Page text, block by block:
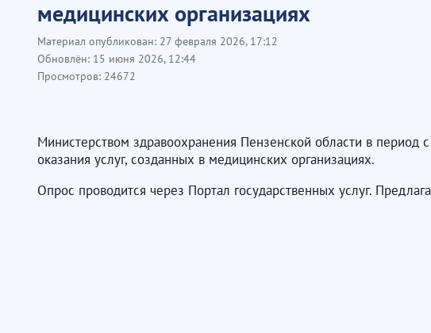
медицинских организациях
Материал опубликован: 27 февраля 2026, 17:12
Обновлён: 15 июня 2026, 12:44
Просмотров: 24672
Министерством здравоохранения Пензенской области в период
оказания услуг, созданных в медицинских организациях.
Опрос проводится через Портал государственных услуг.